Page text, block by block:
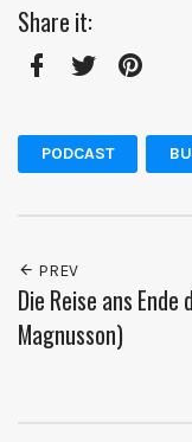
Share it:
PODCAST
PREV
Die Reise ans
Magnusson)